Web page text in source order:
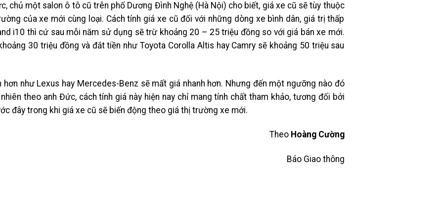
chủ một salon ô tô cũ trên phố Dương Đình Nghệ (Hà Nội) cho biết, giá xe cũ sẽ tùy thuộc
của xe mới cùng loại. Cách tính giá xe cũ đối với những dòng xe bình dân, giá trị thấp
i10 thì cứ sau mỗi năm sử dụng sẽ trừ khoảng 20 – 25 triệu đồng so với giá bán xe mới.
30 triệu đồng và đắt tiền như Toyota Corolla Altis hay Camry sẽ khoảng 50 triệu sau
như Lexus hay Mercedes-Benz sẽ mất giá nhanh hơn. Nhưng đến một ngưỡng nào đó
theo anh Đức, cách tính giá này hiện nay chỉ mang tính chất tham khảo, tương đối bởi
đây trong khi giá xe cũ sẽ biến động theo giá thị trường xe mới.
Theo Hoàng Cường
Báo Giao thông